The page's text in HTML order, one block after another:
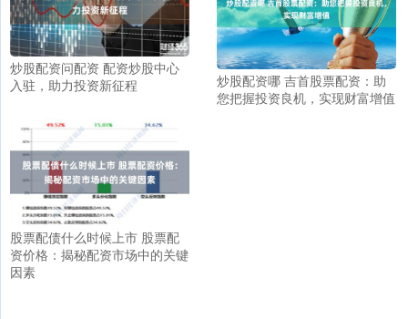
炒股配资问配资 配资炒股中心
入驻，助力投资新征程
炒股配资哪 吉首股票配资：助
您把握投资良机，实现财富增值
股票配债什么时候上市 股票配
资价格：揭秘配资市场中的关键
因素